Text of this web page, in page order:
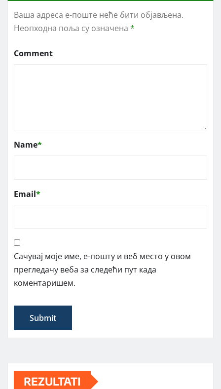
Ваша адреса е-поште неће бити објављена.
Неопходна поља су означена *
Comment
Name*
Email*
Сачувај моје име, е-пошту и веб место у овом
прегледачу веба за следећи пут када
коментаришем.
REZULTATI